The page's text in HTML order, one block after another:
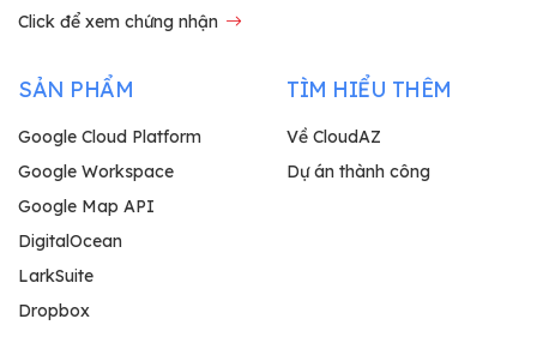
Click để xem chứng nhận
SẢN PHẨM
Google Cloud Platform
Google Workspace
Google Map API
DigitalOcean
LarkSuite
Dropbox
TÌM HIỂU THÊM
Về CloudAZ
Dự án thành công